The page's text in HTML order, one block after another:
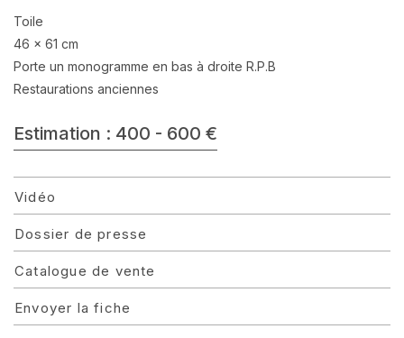
Toile
46 x 61 cm
Porte un monogramme en bas à droite R.P.B
Restaurations anciennes
Estimation : 400 - 600 €
Vidéo
Dossier de presse
Catalogue de vente
Envoyer la fiche